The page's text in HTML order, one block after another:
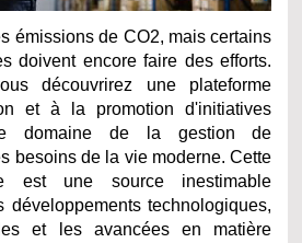
émissions de CO2, mais certains
doivent encore faire des efforts.
découvrirez une plateforme
et à la promotion d'initiatives
domaine de la gestion de
besoins de la vie moderne. Cette
est une source inestimable
développements technologiques,
et les avancées en matière